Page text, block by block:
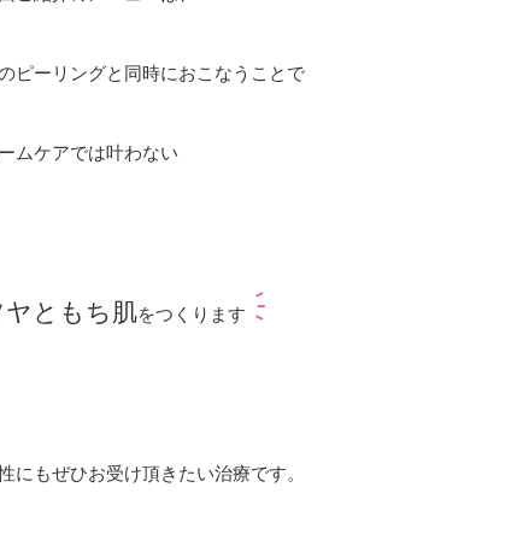
ピーリングと同時におこなうことで
ムケアでは叶わない
ヤともち肌をつくります
にもぜひお受け頂きたい治療です。